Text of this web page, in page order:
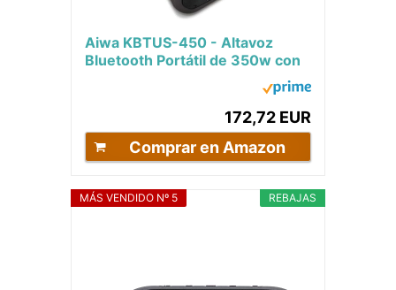
Aiwa KBTUS-450 - Altavoz
Bluetooth Portátil de 350w con
172,72 EUR
Comprar en Amazon
REBAJAS
MÁS VENDIDO Nº 5